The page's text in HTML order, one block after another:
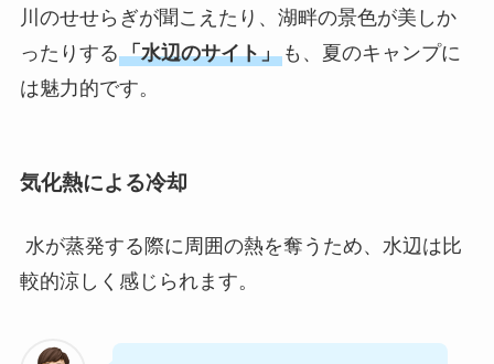
川のせせらぎが聞こえたり、湖畔の景色が美しか
ったりする「水辺のサイト」も、夏のキャンプに
は魅力的です。
気化熱による冷却
水が蒸発する際に周囲の熱を奪うため、水辺は比
較的涼しく感じられます。